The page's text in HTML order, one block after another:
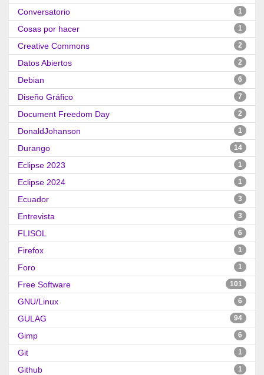
Conversatorio 1
Cosas por hacer 1
Creative Commons 2
Datos Abiertos 2
Debian 6
Diseño Gráfico 7
Document Freedom Day 2
DonaldJohanson 1
Durango 14
Eclipse 2023 1
Eclipse 2024 1
Ecuador 3
Entrevista 3
FLISOL 6
Firefox 1
Foro 1
Free Software 101
GNU/Linux 6
GULAG 94
Gimp 6
Git 1
Github 1